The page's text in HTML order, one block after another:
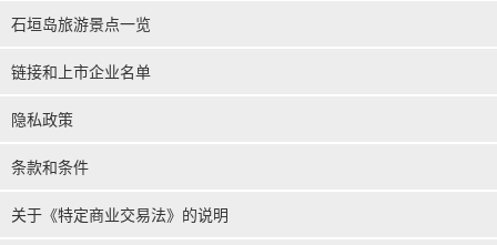
石垣岛旅游景点一览
链接和上市企业名单
隐私政策
条款和条件
关于《特定商业交易法》的说明